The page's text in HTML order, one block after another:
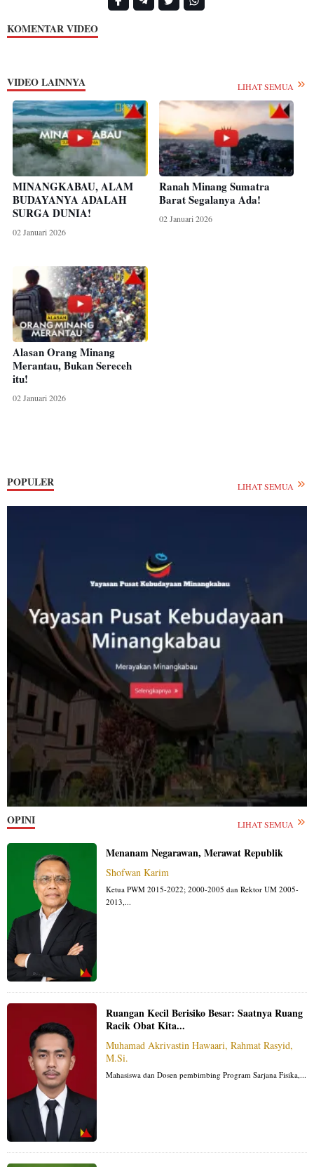
KOMENTAR VIDEO
VIDEO LAINNYA LIHAT SEMUA
MINANGKABAU, ALAM
BUDAYANYA ADALAH
SURGA DUNIA!
02 Januari 2026
Ranah Minang Sumatra
Barat Segalanya Ada!
02 Januari 2026
Alasan Orang Minang
Merantau, Bukan Sereceh
itu!
02 Januari 2026
POPULER LIHAT SEMUA
OPINI LIHAT SEMUA
Menanam Negarawan, Merawat Republik
Shofwan Karim
Ketua PWM 2015-2022; 2000-2005 dan Rektor UM 2005-
2013,...
Ruangan Kecil Berisiko Besar: Saatnya Ruang
Racik Obat Kita...
Muhamad Akrivastin Hawaari, Rahmat Rasyid,
M.Si.
Mahasiswa dan Dosen pembimbing Program Sarjana Fisika,...